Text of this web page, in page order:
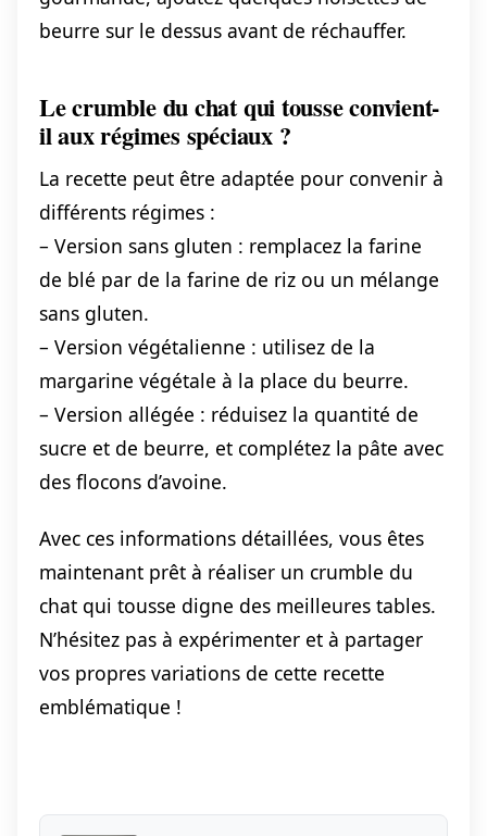
beurre sur le dessus avant de réchauffer.
Le crumble du chat qui tousse convient-
il aux régimes spéciaux ?
La recette peut être adaptée pour convenir à
différents régimes :
– Version sans gluten : remplacez la farine
de blé par de la farine de riz ou un mélange
sans gluten.
– Version végétalienne : utilisez de la
margarine végétale à la place du beurre.
– Version allégée : réduisez la quantité de
sucre et de beurre, et complétez la pâte avec
des flocons d’avoine.
Avec ces informations détaillées, vous êtes
maintenant prêt à réaliser un crumble du
chat qui tousse digne des meilleures tables.
N’hésitez pas à expérimenter et à partager
vos propres variations de cette recette
emblématique !